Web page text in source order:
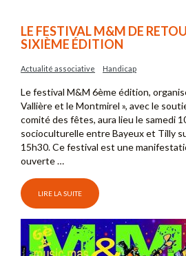
LE FESTIVAL M&M DE
SIXIÈME ÉDITION
Actualité associative Handicap
Le festival M&M 6ème édition,
Vallière et le Montmirel », avec le
comité des fêtes, aura lieu le samedi
socioculturelle entre Bayeux et Tilly
15h30. Ce festival est une
ouverte …
LIRE LA SUITE